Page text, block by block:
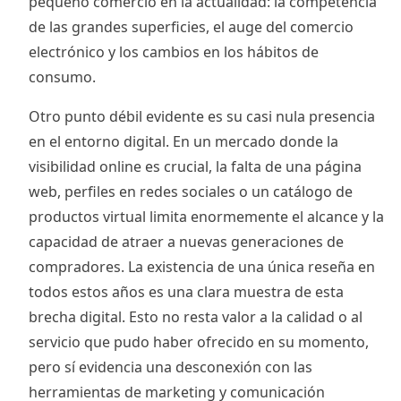
de las grandes superficies, el auge del comercio
electrónico y los cambios en los hábitos de
consumo.
Otro punto débil evidente es su casi nula presencia
en el entorno digital. En un mercado donde la
visibilidad online es crucial, la falta de una página
web, perfiles en redes sociales o un catálogo de
productos virtual limita enormemente el alcance y la
capacidad de atraer a nuevas generaciones de
compradores. La existencia de una única reseña en
todos estos años es una clara muestra de esta
brecha digital. Esto no resta valor a la calidad o al
servicio que pudo haber ofrecido en su momento,
pero sí evidencia una desconexión con las
herramientas de marketing y comunicación